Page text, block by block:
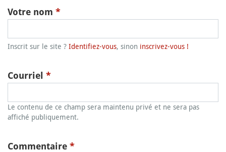
Votre nom *
Inscrit sur le site ? Identifiez-vous, sinon inscrivez-vous !
Courriel *
Le contenu de ce champ sera maintenu privé et ne sera pas
affiché publiquement.
Commentaire *